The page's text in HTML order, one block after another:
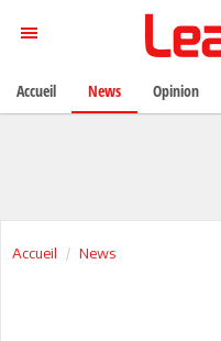
Accueil News
Accueil News Opinion